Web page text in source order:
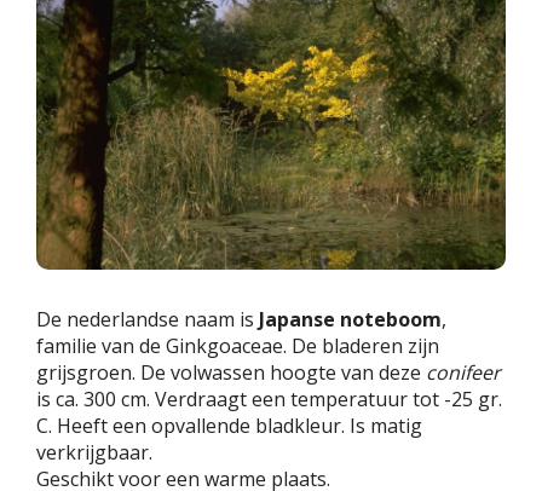
De nederlandse naam is Japanse noteboom,
familie van de Ginkgoaceae. De bladeren zijn
grijsgroen. De volwassen hoogte van deze conifeer
is ca. 300 cm. Verdraagt een temperatuur tot -25 gr.
C. Heeft een opvallende bladkleur. Is matig
verkrijgbaar.
Geschikt voor een warme plaats.